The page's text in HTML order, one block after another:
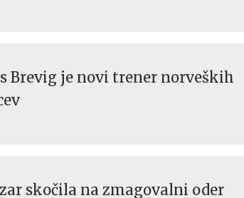
Brevig je novi trener norveških
skočila na zmagovalni oder